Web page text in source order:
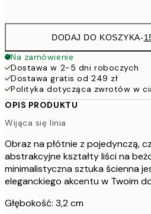
DODAJ DO KOSZYKA-
Na zamówienie
Dostawa w 2-5 dni roboczych
Dostawa gratis od 249 zł
Polityka dotycząca zwrotów w
OPIS PRODUKTU
Wijąca się linia
Obraz na płótnie z pojedynczą,
abstrakcyjne kształty liści na
minimalistyczna sztuka ścienna
eleganckiego akcentu w Twoim
Głębokość: 3,2 cm